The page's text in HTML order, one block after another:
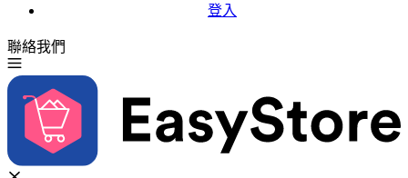
登入
聯絡我們